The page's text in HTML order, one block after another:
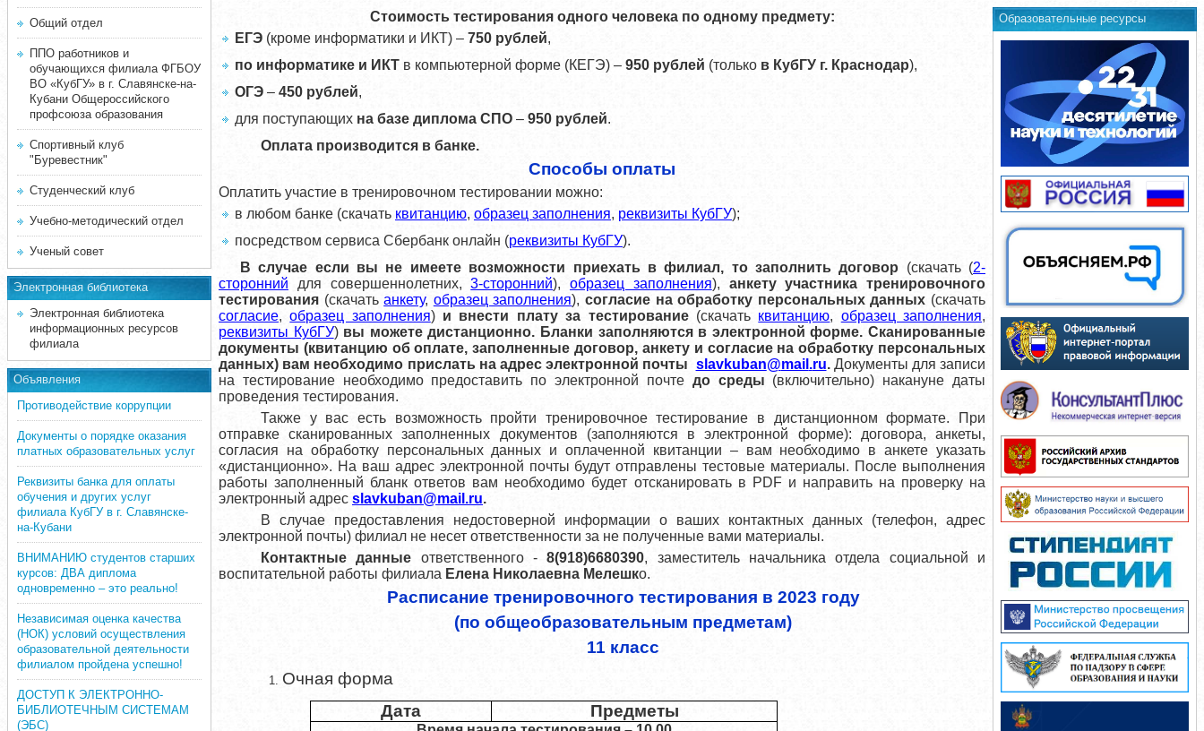
Общий отдел
ППО работников и
обучающихся филиала ФГБОУ
ВО «КубГУ» в г. Славянске-на-
Кубани Общероссийского
профсоюза образования
Спортивный клуб
"Буревестник"
Студенческий клуб
Учебно-методический отдел
Ученый совет
Электронная библиотека
Электронная библиотека
информационных ресурсов
филиала
Объявления
Противодействие коррупции
Документы о порядке оказания
платных образовательных услуг
Реквизиты банка для оплаты
обучения и других услуг
филиала КубГУ в г. Славянске-
на-Кубани
ВНИМАНИЮ студентов старших
курсов: ДВА диплома
одновременно – это реально!
Независимая оценка качества
(НОК) условий осуществления
образовательной деятельности
филиалом пройдена успешно!
ДОСТУП К ЭЛЕКТРОННО-
БИБЛИОТЕЧНЫМ СИСТЕМАМ
(ЭБС)
Стоимость тестирования одного человека по одному предмету:
ЕГЭ (кроме информатики и ИКТ) – 750 рублей,
по информатике и ИКТ в компьютерной форме (КЕГЭ) – 950 рублей (только в КубГУ г. Краснодар),
ОГЭ – 450 рублей,
для поступающих на базе диплома СПО – 950 рублей.
Оплата производится в банке.
Способы оплаты
Оплатить участие в тренировочном тестировании можно:
в любом банке (скачать квитанцию, образец заполнения, реквизиты КубГУ);
посредством сервиса Сбербанк онлайн (реквизиты КубГУ).
В случае если вы не имеете возможности приехать в филиал, то заполнить договор (скачать (2-
сторонний для совершеннолетних,3-сторонний), образец заполнения), анкету участника тренировочного
тестирования (скачатьанкету, образец заполнения),согласие на обработку персональных данных (скачать
согласие,образец заполнения) и внести плату за тестирование(скачать квитанцию, образец заполнения,
реквизиты КубГУ) вы можете дистанционно. Бланки заполняются в электронной форме. Сканированные
документы (квитанцию об оплате, заполненные договор, анкету и согласие на обработку персональных
данных) вам необходимо прислать на адрес электронной почты slavkuban@mail .ru. Документы для записи
на тестирование необходимо предоставить по электронной почте до среды (включительно) накануне даты
проведения тестирования.
Также у вас есть возможность пройти тренировочное тестирование в дистанционном формате. При
отправке сканированных заполненных документов (заполняются в электронной форме): договора, анкеты,
согласия на обработку персональных данных и оплаченной квитанции – вам необходимо в анкете указать
«дистанционно». На ваш адрес электронной почты будут отправлены тестовые материалы. После выполнения
работы заполненный бланк ответов вам необходимо будет отсканировать в PDF и направить на проверку на
электронный адрес slavkuban@mail .ru.
В случае предоставления недостоверной информации о ваших контактных данных (телефон, адрес
электронной почты) филиал не несет ответственности за не полученные вами материалы.
Контактные данные ответственного -8(918)6680390, заместитель начальника отдела социальной и
воспитательной работы филиала Елена Николаевна Мелешко.
Расписание тренировочного тестирования в 2023 году
(по общеобразовательным предметам)
11 класс
Очная форма
Дата
Предметы
Образовательные ресурсы